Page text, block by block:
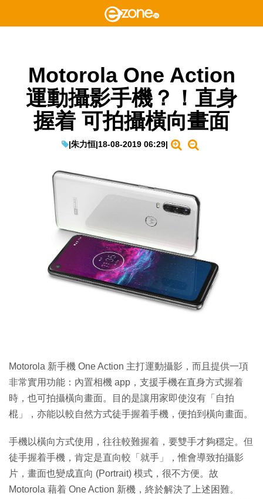
Motorola One Action
運動攝影手機？！直身
握着 可拍攝橫向畫面
|朱力恒|18-08-2019 06:29|
Motorola 新手機 One Action 主打運動攝影，而且提供一項
非常實用功能：內置相機 app，支援手機在直身方式握着
時，也可拍攝橫向畫面。目的是讓用家即使沒有「自拍
棍」，亦能以較自然方式徒手握着手機，便拍到橫向畫面。
手機以橫向方式使用，往往較難握着，要雙手才夠穩定。但
徒手握着手機，肯定是直向較「就手」，惟會導致拍攝影
片，畫面也變成直向 (Portrait) 模式，很不方便。故
Motorola 藉着 One Action 新機，終於解決了上述困難。